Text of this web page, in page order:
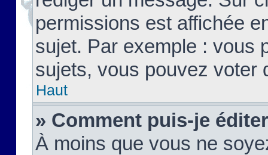
permissions est affichée
sujet. Par exemple : vous
sujets, vous pouvez voter
Haut
» Comment puis-je
À moins que vous ne